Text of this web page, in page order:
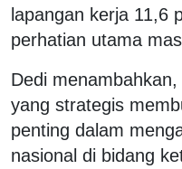
lapangan kerja 11,6
perhatian utama
Dedi
yang strategis
penting dalam
nasional di bidang